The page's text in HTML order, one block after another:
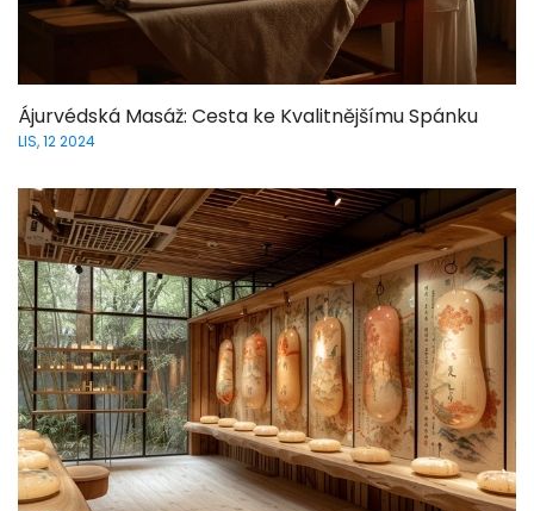
Ájurvédská Masáž: Cesta ke Kvalitnějšímu Spánku
LIS, 12 2024